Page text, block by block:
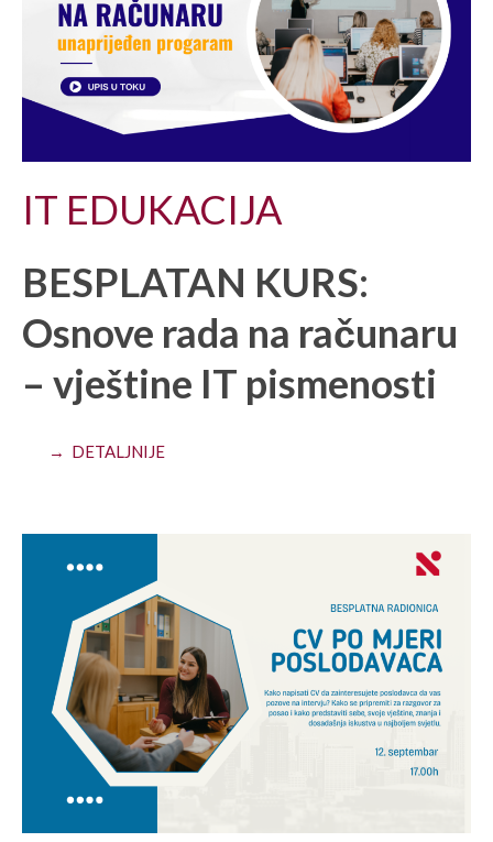
IT EDUKACIJA
BESPLATAN KURS:
Osnove rada na računaru
– vještine IT pismenosti
→ DETALJNIJE